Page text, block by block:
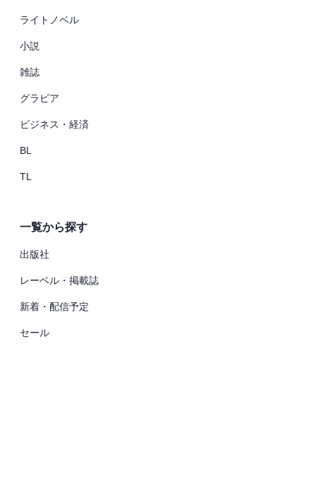
ライトノベル
小説
雑誌
グラビア
ビジネス・経済
BL
TL
一覧から探す
出版社
レーベル・掲載誌
新着・配信予定
セール